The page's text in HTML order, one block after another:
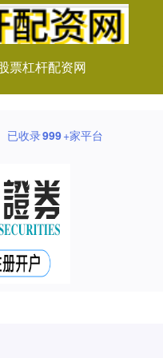
票杠杆配资网
已收录999+家平台